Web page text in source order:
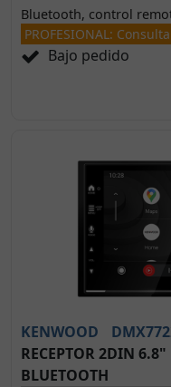
Bluetooth, control
PROFESIONAL:
Bajo pedido
KENWOOD
RECEPTOR 2DIN
BLUETOOTH